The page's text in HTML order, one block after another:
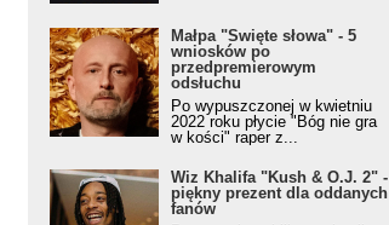
Małpa "Święte słowa" - 5
wniosków po
przedpremierowym
odsłuchu
Po wypuszczonej w kwietniu
2022 roku płycie "Bóg nie gra
w kości" raper z...
Wiz Khalifa "Kush & O.J. 2" -
piękny prezent dla oddanych
fanów